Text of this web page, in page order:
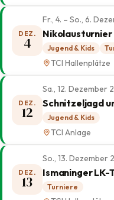
DEZ.
4
Fr., 4. – So., 6.
Nikolausturnier
Jugend & Kids
TCI Hallenplätze
DEZ.
12
Sa., 12. Dezember
Schnitzeljagd
Jugend & Kids
TCI Anlage
DEZ.
13
So., 13.
Ismaninger LK-
Turniere